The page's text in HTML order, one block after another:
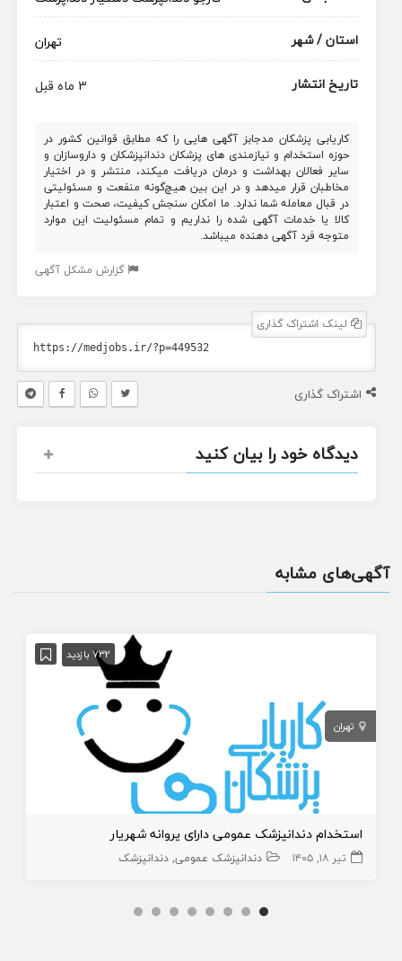
استان / شهر
تهران
تاریخ انتشار
3 ماه قبل
کاریابی پزشکان مدجابز آگهی هایی را که مطابق قوانین کشور در
حوزه استخدام و نیازمندی های پزشکان دندانپزشکان و داروسازان و
سایر فعالان بهداشت و درمان دریافت میکند، منتشر و در اختیار
مخاطبان قرار میدهد و در این بین هیچ‌گونه منفعت و مسئولیتی
در قبال معامله شما ندارد. ما امکان سنجش کیفیت، صحت و اعتبار
کالا یا خدمات آگهی شده را نداریم و تمام مسئولیت این موارد
متوجه فرد آگهی دهنده میباشد.
گزارش مشکل آگهی
لینک اشتراک گذاری
اشتراک گذاری
دیدگاه خود را بیان کنید
آگهی‌های مشابه
732 بازدید
تهران
استخدام دندانپزشک عمومی دارای پروانه شهریار
تیر ۱۸, ۱۴۰۵ دندانپزشک عمومی دندانپزشک